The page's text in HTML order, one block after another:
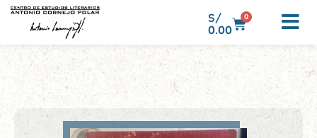
S/
0.00
0